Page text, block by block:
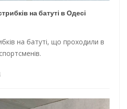
на батуті в Одесі
на батуті, що проходили в